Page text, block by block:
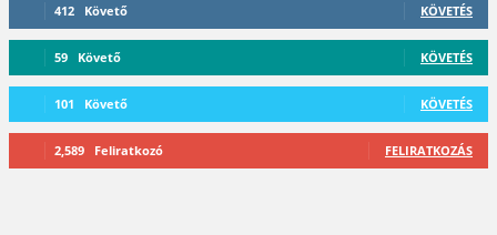
412 Követő KÖVETÉS
59 Követő KÖVETÉS
101 Követő KÖVETÉS
2,589 Feliratkozó FELIRATKOZÁS